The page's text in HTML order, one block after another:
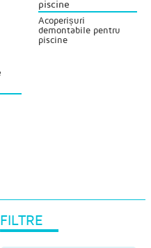
Acoperișuri
demontabile pentru
piscine
FILTRE